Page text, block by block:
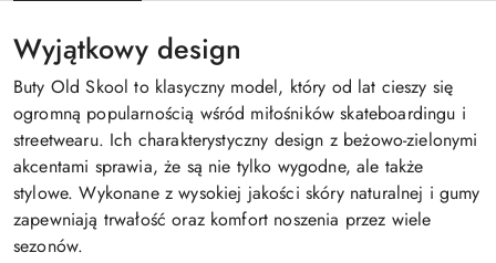
Wyjątkowy design
Buty Old Skool to klasyczny model, który od lat cieszy się
ogromną popularnością wśród miłośników skateboardingu i
streetwearu. Ich charakterystyczny design z beżowo-zielonymi
akcentami sprawia, że są nie tylko wygodne, ale także
stylowe. Wykonane z wysokiej jakości skóry naturalnej i gumy
zapewniają trwałość oraz komfort noszenia przez wiele
sezonów.